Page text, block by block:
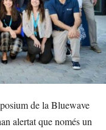
de la Bluewave
alertat que només un